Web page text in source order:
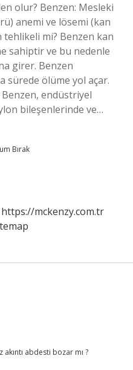
olur? Benzen: Mesleki
anemi ve lösemi (kan
mi? Benzen kan
sahiptir ve bu nedenle
girer. Benzen
sürede ölüme yol açar.
endüstriyel
bileşenlerinde ve…
Bırak
https://mckenzy.com.tr
abdesti bozar mı ?